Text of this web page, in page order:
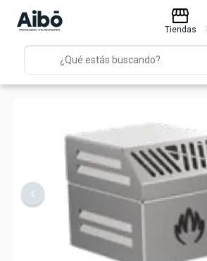
storefront
Tiendas